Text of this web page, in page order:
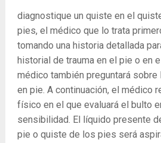
diagnostique un quiste en el
pies, el médico que lo trata
tomando una historia detallada
historial de trauma en el pie o en
médico también preguntará sobre
en pie. A continuación, el médico
físico en el que evaluará el bulto
sensibilidad. El líquido presente
pie o quiste de los pies será